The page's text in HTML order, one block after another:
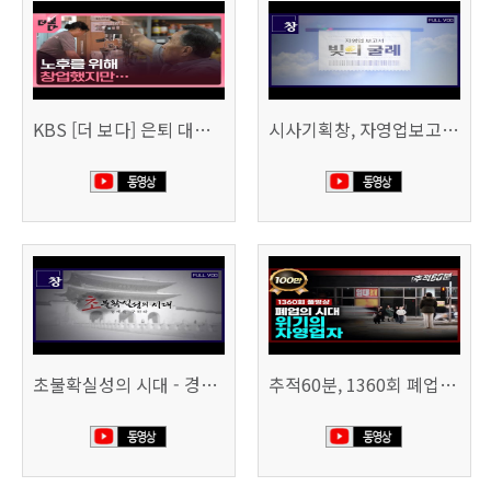
KBS [더 보다] 은퇴 대신 폐업 시사기획창, 자영업보고서 빚의 굴레 507회 (KBS 25.6.10)
초불확실성의 시대 - 경제를 구하라 494회 (KBS 25.2.11) 추적60분, 1360회 폐업의 시대, 위기의 자영업자